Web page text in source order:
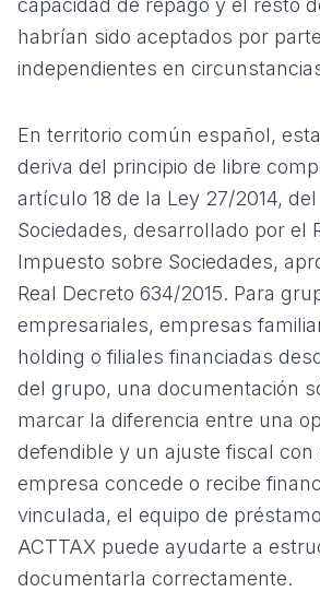
capacidad de repago y el resto
habrían sido aceptados por
independientes en
En territorio común español,
deriva del principio de libre
artículo 18 de la Ley 27/2014,
Sociedades, desarrollado por el
Impuesto sobre Sociedades,
Real Decreto 634/2015. Para
empresariales, empresas
holding o filiales financiadas
del grupo, una documentación
marcar la diferencia entre una
defendible y un ajuste fiscal con
empresa concede o recibe
vinculada, el equipo de
ACTTAX puede ayudarte a
documentarla correctamente.